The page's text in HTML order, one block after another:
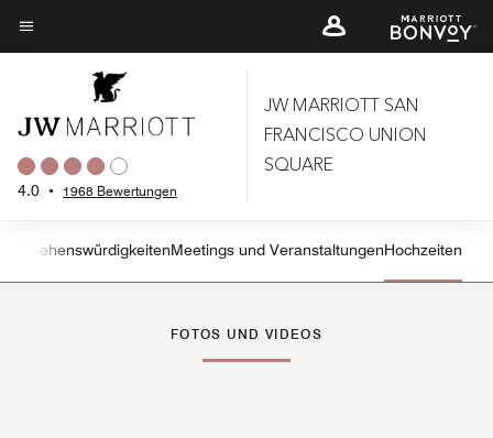
Skip
toMenütext
4.0 • 1968 Bewertungen
JW MARRIOTT SAN
FRANCISCO UNION
SQUARE
Linkspfeil
SehenswürdigkeitenMeetings und VeranstaltungenHochzeiten
FOTOS UND VIDEOS